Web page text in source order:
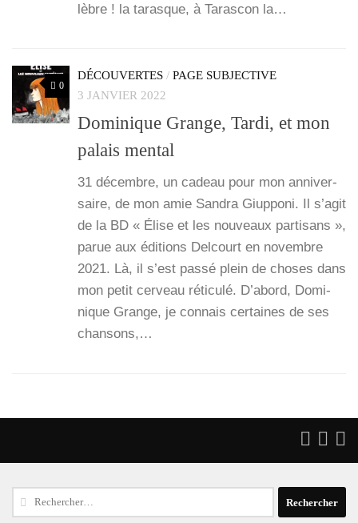
lèbre ! la tarasque, à Taras­con la…
0
DÉCOUVERTES / PAGE SUBJECTIVE
3 JANVIER 2022
Dominique Grange, Tardi, et mon
palais mental
31 décembre, un cadeau pour mon anni­ver­
saire, de mon amie San­dra Giup­po­ni. Il s’a­git
de la BD « Élise et les nou­veaux par­ti­sans »,
parue aux édi­tions Del­court en novembre
2021. Là, il s’est pas­sé plein de choses dans
mon petit cer­veau réti­cu­lé. D’a­bord, Domi­
nique Grange, je connais cer­taines de ses
chan­sons,…
Rechercher :